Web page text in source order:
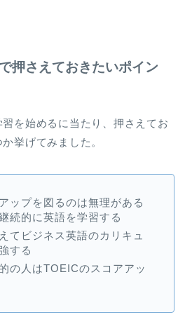
押さえておきたいポイン
を始めるに当たり、押さえてお
挙げてみました。
ップを図るのは無理がある
続的に英語を学習する
てビジネス英語のカリキュ
する
の人はTOEICのスコアアッ